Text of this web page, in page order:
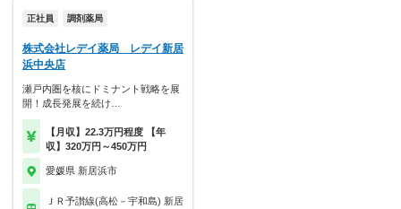
正社員 調剤薬局
株式会社レデイ薬局 レデイ新居
浜中央店
瀬戸内圏を核にドミナント戦略を展
開！成長発展を続け…
【月収】22.3万円程度 【年
収】320万円～450万円
愛媛県 新居浜市
ＪＲ予讃線(高松－宇和島) 新居